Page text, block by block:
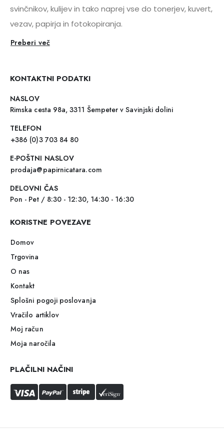
svinčnikov, kulijev in tako naprej vse do tonerjev, kuvert,
vezav, papirja in fotokopiranja.
Preberi več
KONTAKTNI PODATKI
NASLOV
Rimska cesta 98a, 3311 Šempeter v Savinjski dolini
TELEFON
+386 (0)3 703 84 80
E-POŠTNI NASLOV
prodaja@papirnicatara.com
DELOVNI ČAS
Pon - Pet / 8:30 - 12:30, 14:30 - 16:30
KORISTNE POVEZAVE
Domov
Trgovina
O nas
Kontakt
Splošni pogoji poslovanja
Vračilo artiklov
Moj račun
Moja naročila
PLAČILNI NAČINI